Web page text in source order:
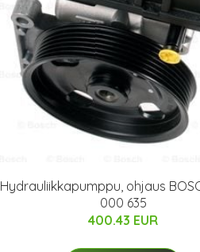
Hydrauliikkapumppu, ohjaus
000 635
400.43 EUR